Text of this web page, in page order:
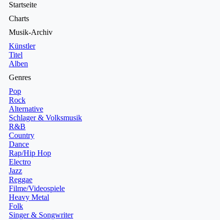
Startseite
Charts
Musik-Archiv
Künstler
Titel
Alben
Genres
Pop
Rock
Alternative
Schlager & Volksmusik
R&B
Country
Dance
Rap/Hip Hop
Electro
Jazz
Reggae
Filme/Videospiele
Heavy Metal
Folk
Singer & Songwriter